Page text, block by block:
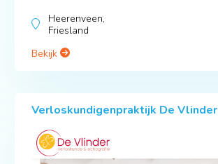
Heerenveen,
Friesland
Bekijk
Verloskundigenpraktijk De Vlinder